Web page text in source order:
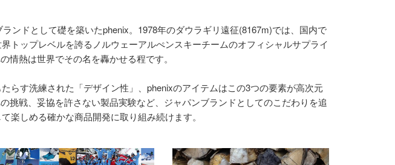
ンドとして礎を築いたphenix。1978年のダウラギリ遠征(8167m)では、国内で
トップレベルを誇るノルウェーアルぺンスキーチームのオフィシャルサプライ
熱は世界でその名を轟かせる程です。
らす洗練された「デザイン性」、phenixのアイテムはこの3つの要素が高次元
戦、妥協を許さない製品実験など、ジャパンブランドとしてのこだわりを追
楽しめる確かな商品開発に取り組み続けます。